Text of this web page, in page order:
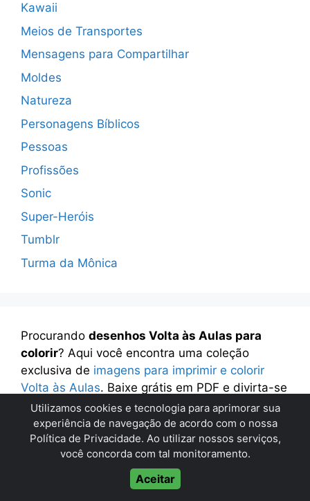
Kawaii
Meios de Transportes
Mensagens para Compartilhar
Moldes
Natureza
Personagens Bíblicos
Pessoas
Profissões
Sonic
Super-Heróis
Tumblr
Turma da Mônica
Procurando desenhos Volta às Aulas para
colorir? Aqui você encontra uma coleção
exclusiva de imagens para imprimir e colorir
Volta às Aulas. Baixe grátis em PDF e divirta-se
colorindo!
© 2026 Desenhos para Colorir e Imprimir
GeneratePress
Utilizamos cookies e tecnologia para aprimorar sua
experiência de navegação de acordo com o nossa
Política de Privacidade. Ao utilizar nossos serviços,
você concorda com tal monitoramento.
Aceitar